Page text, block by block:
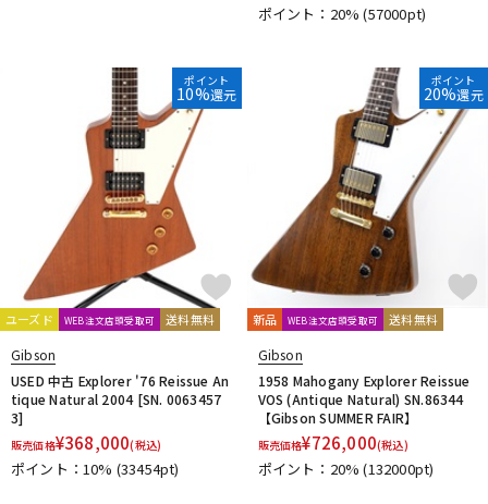
ポイント：20%(57000pt)
ポイント
10%還元
ユーズド WEB注文店頭受取可 送料無料
Gibson
USED 中古 Explorer '76 Reissue An
tique Natural 2004 [SN. 0063457
3]
販売価格¥368,000(税込)
ポイント：10% (33454pt)
ポイント
20%還元
新品 WEB注文店頭受取可 送料無料
Gibson
1958 Mahogany Explorer Reissue
VOS (Antique Natural) SN.86344
【Gibson SUMMER FAIR】
販売価格¥726,000(税込)
ポイント：20%(132000pt)